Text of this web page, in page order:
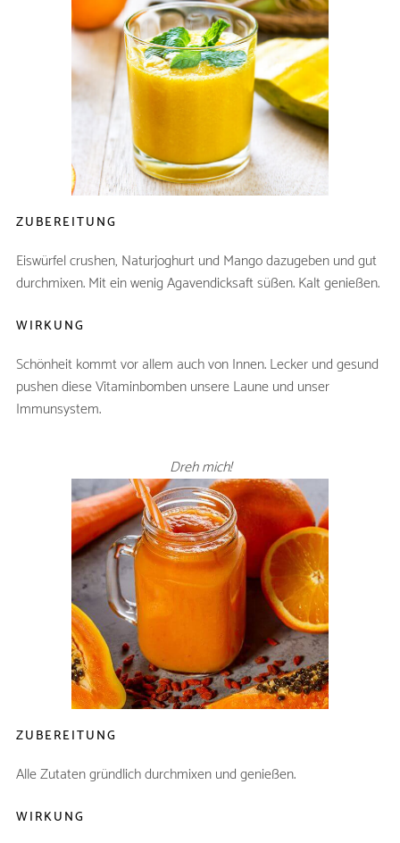
LASSI
ZUTATEN
200g
Naturjoghurt (gut gekühlt)
5
reife Mango (geschält)
etwas
Agavendicksaft
ZUBEREITUNG
Eiswürfel crushen, Naturjoghurt und Mango dazugeben und gut
durchmixen. Mit ein wenig Agavendicksaft süßen. Kalt genießen.
WIRKUNG
Schönheit kommt vor allem auch von Innen. Lecker und gesund
pushen diese Vitaminbomben unsere Laune und unser
Immunsystem.
Dreh mich!
STOFFWECHSEL
BOOSTER -
SMOOTHIE
ZUTATEN
½
Papaya (nur Fruchtfleisch)
1
Orange geschält
150ml
Kefir oder Molke
ZUBEREITUNG
Alle Zutaten gründlich durchmixen und genießen.
WIRKUNG